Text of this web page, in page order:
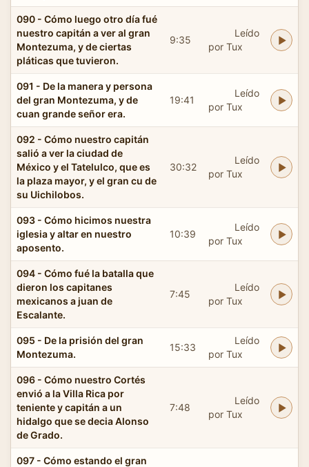
090 - Cómo luego otro día fué
nuestro capitán a ver al gran
Montezuma, y de ciertas
pláticas que tuvieron.
9:35
Leído
por Tux
091 - De la manera y persona
del gran Montezuma, y de
cuan grande señor era.
19:41
Leído
por Tux
092 - Cómo nuestro capitán
salió a ver la ciudad de
México y el Tatelulco, que es
la plaza mayor, y el gran cu de
su Uichilobos.
30:32
Leído
por Tux
093 - Cómo hicimos nuestra
iglesia y altar en nuestro
aposento.
10:39
Leído
por Tux
094 - Cómo fué la batalla que
dieron los capitanes
mexicanos a juan de
Escalante.
7:45
Leído
por Tux
095 - De la prisión del gran
Montezuma.
15:33
Leído
por Tux
096 - Cómo nuestro Cortés
envió a la Villa Rica por
teniente y capitán a un
hidalgo que se decia Alonso
de Grado.
7:48
Leído
por Tux
097 - Cómo estando el gran